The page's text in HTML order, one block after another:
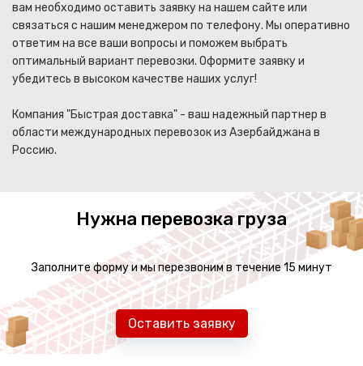
вам необходимо оставить заявку на нашем сайте или
связаться с нашим менеджером по телефону. Мы оперативно
ответим на все ваши вопросы и поможем выбрать
оптимальный вариант перевозки. Оформите заявку и
убедитесь в высоком качестве наших услуг!
Компания "Быстрая доставка" - ваш надежный партнер в
области международных перевозок из Азербайджана в
Россию.
Нужна перевозка груза
Заполните форму и мы перезвоним в течение 15 минут
Оставить заявку